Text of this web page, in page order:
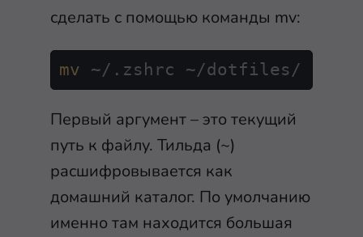
сделать с помощью команды mv:
mv ~/.zshrc ~/dotfiles/
Первый аргумент – это текущий
путь к файлу. Тильда (~)
расшифровывается как
домашний каталог. По умолчанию
именно там находится большая